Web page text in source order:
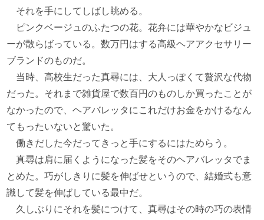
それを手にしてしばし眺める。
ピンクベージュのふたつの花。花弁には華やかなビジュ
ーが散らばっている。数万円はする高級ヘアアクセサリー
ブランドのものだ。
当時、高校生だった真尋には、大人っぽくて贅沢な代物
だった。それまで雑貨屋で数百円のものしか買ったことが
なかったので、ヘアバレッタにこれだけお金をかけるなん
てもったいないと驚いた。
働きだした今だってきっと手にするにはためらう。
真尋は肩に届くようになった髪をそのヘアバレッタでま
とめた。巧がしきりに髪を伸ばせというので、結婚式も意
識して髪を伸ばしている最中だ。
久しぶりにそれを髪につけて、真尋はその時の巧の表情